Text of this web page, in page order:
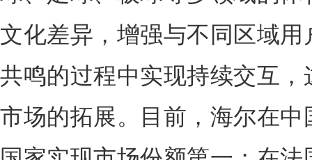
文化差异，增强与不同区域
共鸣的过程中实现持续交互
市场的拓展。目前，海尔在